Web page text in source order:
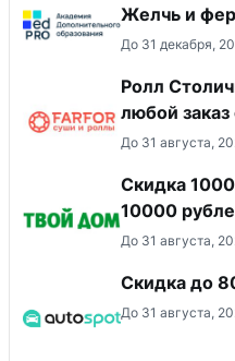
Желчь и
До 31 декабря,
Ролл
любой
До 31 августа,
Скидка
10000
До 31 августа,
Скидка до
До 31 августа,